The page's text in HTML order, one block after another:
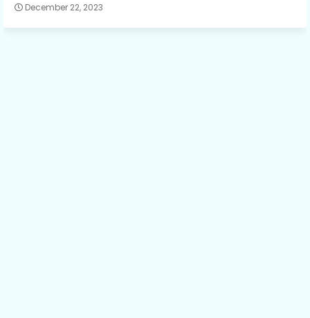
December 22, 2023